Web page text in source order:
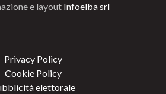
e layout Infoelba srl
Privacy Policy
Cookie Policy
elettorale